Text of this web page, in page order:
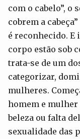
com o cabelo”, o
cobrem a cabeça”
é reconhecido. E
corpo estão sob
trata-se de um
categorizar,
mulheres.
homem e mulher
beleza ou falta
sexualidade das